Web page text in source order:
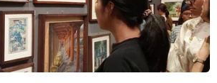
đã phát hiện 2,3 tấn cần sa
đường hầm nối giữa thành phố
và thành phố San Diego của Mỹ.